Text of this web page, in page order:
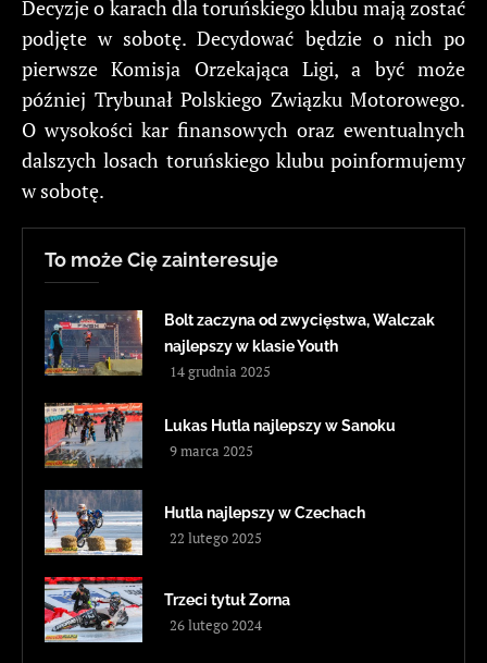
Decyzje o karach dla toruńskiego klubu mają zostać
podjęte w sobotę. Decydować będzie o nich po
pierwsze Komisja Orzekająca Ligi, a być może
później Trybunał Polskiego Związku Motorowego.
O wysokości kar finansowych oraz ewentualnych
dalszych losach toruńskiego klubu poinformujemy
w sobotę.
To może Cię zainteresuje
Bolt zaczyna od zwycięstwa, Walczak
najlepszy w klasie Youth
14 grudnia 2025
Lukas Hutla najlepszy w Sanoku
9 marca 2025
Hutla najlepszy w Czechach
22 lutego 2025
Trzeci tytuł Zorna
26 lutego 2024